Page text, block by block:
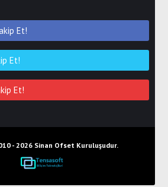
Et!
Et!
Et!
- 2026 Sinan Ofset Kuruluşudur.